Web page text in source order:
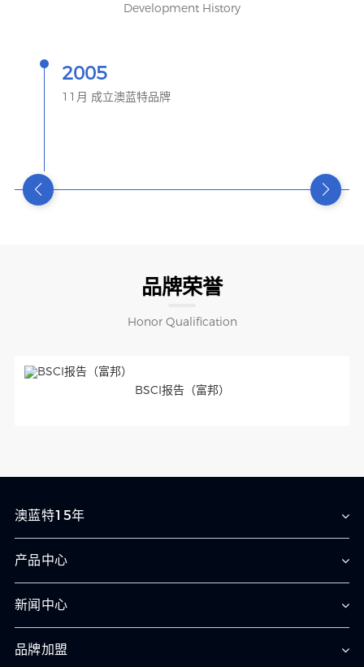
Development History
2005
11月 成立澳蓝特品牌
品牌荣誉
Honor Qualification
BSCI报告（富邦）
澳蓝特15年
产品中心
新闻中心
品牌加盟